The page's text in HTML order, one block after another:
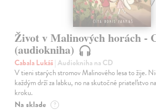
Život v Malinových horách -
(audiokniha)
Cabala Lukáš| Audiokniha na CD
V tieni starých stromov Malinového lesa to žije.
každým drží za labku, no na skutočné priateľstvo
kroku.
Na sklade ?